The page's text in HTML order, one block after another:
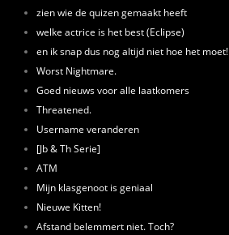
zien wie de quizen gemaakt heeft
welke actrice is het best (Eclipse)
en ik snap dus nog altijd niet hoe het moet!
Worst Nightmare.
Goed nieuws voor alle laatkomers
Threatened.
Username veranderen
[Jb & Th Serie]
ATM
Mijn klasgenoot is geniaal
Nieuwe Kitten!
Afstand belemmert niet. Toch?